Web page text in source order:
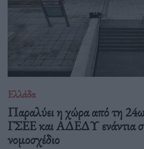
Ελλάδα
Παραλύει η χώρα από τη
ΓΣΕΕ και ΑΔΕΔΥ ενάντια
νομοσχέδιο